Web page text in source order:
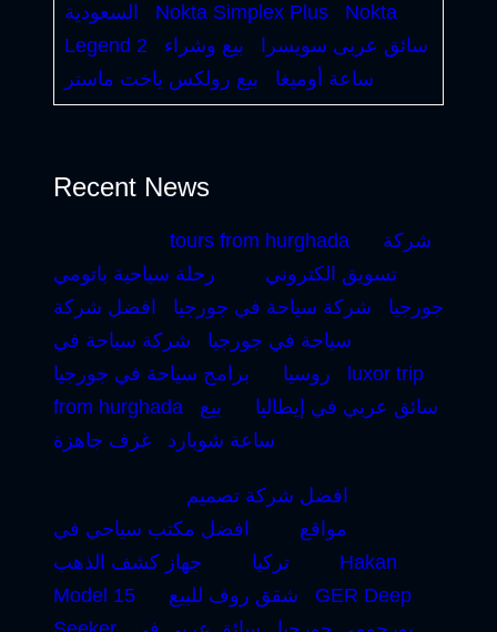
السعودية
Nokta Simplex Plus
Nokta
Legend 2
سائق عربى سويسرا
بيع وشراء
ساعة أوميغا
بيع رولكس ياخت ماستر
Recent News
tours from hurghada
شركة
تسويق الكتروني
رحلة سياحية باتومي
جورجيا
شركة سياحة في جورجيا
افضل شركة
سياحة في جورجيا
شركة سياحة في
روسيا
برامج سياحة في جورجيا
luxor trip
from hurghada
سائق عربي في إيطاليا
بيع
ساعة شوبارد
غرف جاهزة
افضل شركة تصميم
مواقع
افضل مكتب سياحي في
تركيا
جهاز كشف الذهب
Hakan
Model 15
شقق روف للبيع
GER Deep